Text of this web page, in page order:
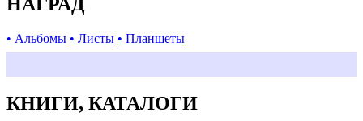
• Альбомы • Листы • Планшеты
КНИГИ, КАТАЛОГИ